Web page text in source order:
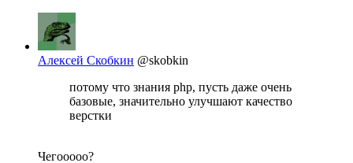
Алексей Скобкин @skobkin
потому что знания php, пусть даже очень
базовые, значительно улучшают качество
верстки
Чегооооо?